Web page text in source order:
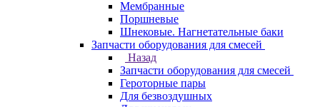
Мембранные
Поршневые
Шнековые. Нагнетательные баки
Запчасти оборудования для смесей
Назад
Запчасти оборудования для смесей
Героторные пары
Для безвоздушных